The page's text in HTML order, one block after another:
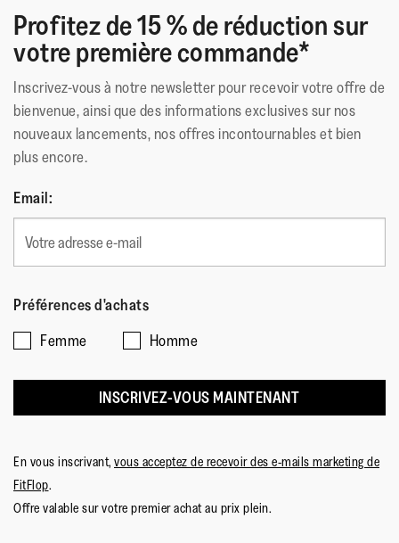
Approuvées par le sceau de l'APMA*, récompensant les
chaussures bénéfiques à la santé du pied
*American Podiatric Medical Association(Association
médicale des podologues américains)
Matériau Extérieur
Doublure
Semelle
Profitez de 15 % de réduction sur
votre première commande*
Inscrivez-vous à notre newsletter pour recevoir votre offre de
bienvenue, ainsi que des informations exclusives sur nos
nouveaux lancements, nos offres incontournables et bien
plus encore.
Email:
Préférences d'achats
Femme
Homme
INSCRIVEZ-VOUS MAINTENANT
En vous inscrivant, vous acceptez de recevoir des e-mails marketing de
FitFlop.
Offre valable sur votre premier achat au prix plein.